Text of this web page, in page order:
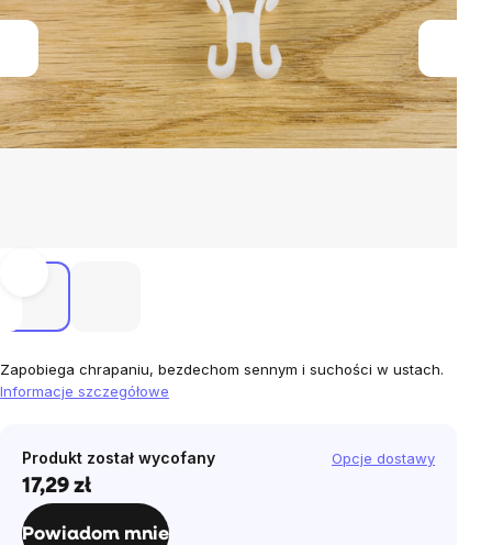
Zapobiega chrapaniu, bezdechom sennym i suchości w ustach.
Informacje szczegółowe
Produkt został wycofany Opcje dostawy
17,29 złCena
jednostkowa:
Powiadom mnie